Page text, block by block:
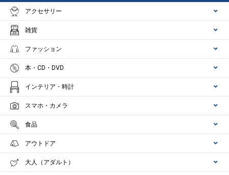
アクセサリー
雑貨
ファッション
本・CD・DVD
インテリア・時計
スマホ・カメラ
食品
アウトドア
大人（アダルト）